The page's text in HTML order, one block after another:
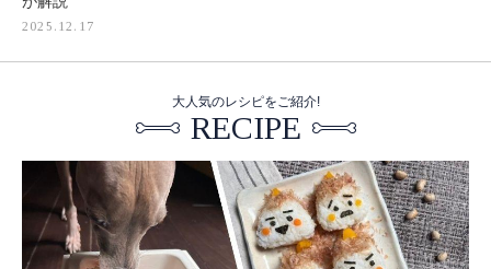
2025.12.17
大人気のレシピをご紹介!
RECIPE